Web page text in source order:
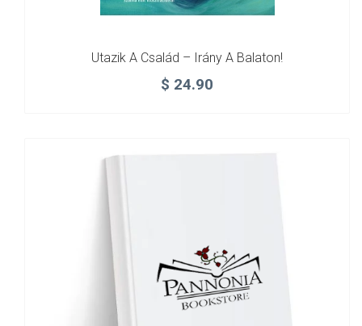
Utazik A Család – Irány A Balaton!
$ 24.90